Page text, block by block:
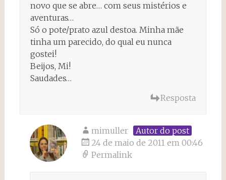
novo que se abre… com seus mistérios e
aventuras…
Só o pote/prato azul destoa. Minha mãe
tinha um parecido, do qual eu nunca
gostei!
Beijos, Mi!
Saudades…
Resposta
mimuller
Autor do post
24 de maio de 2011 em 00:46
Permalink